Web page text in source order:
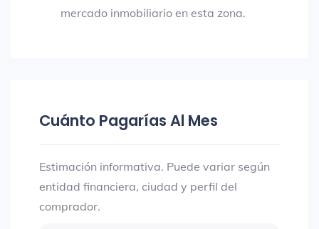
mercado inmobiliario en esta zona.
Cuánto Pagarías Al Mes
Estimación informativa. Puede variar según
entidad financiera, ciudad y perfil del
comprador.